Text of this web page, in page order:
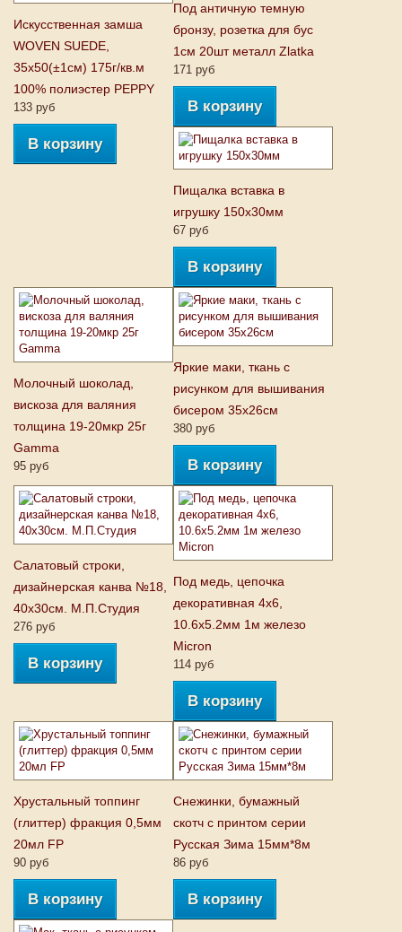
Искусственная замша
WOVEN SUEDE,
35х50(±1см) 175г/кв.м
100% полиэстер PEPPY
133 руб
В корзину
Под античную темную
бронзу, розетка для бус
1см 20шт металл Zlatka
171 руб
В корзину
Пищалка вставка в
игрушку 150х30мм
67 руб
В корзину
Молочный шоколад,
вискоза для валяния
толщина 19-20мкр 25г
Gamma
95 руб
Яркие маки, ткань с
рисунком для вышивания
бисером 35x26см
380 руб
В корзину
Салатовый строки,
дизайнерская канва №18,
40х30см. М.П.Студия
276 руб
В корзину
Под медь, цепочка
декоративная 4х6,
10.6х5.2мм 1м железо
Micron
114 руб
В корзину
Хрустальный топпинг
(глиттер) фракция 0,5мм
20мл FP
90 руб
В корзину
Снежинки, бумажный
скотч с принтом серии
Русская Зима 15мм*8м
86 руб
В корзину